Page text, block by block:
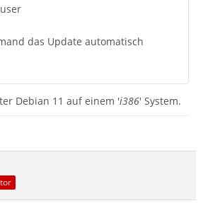
das Update automatisch
Debian 11 auf einem 'i386' System.